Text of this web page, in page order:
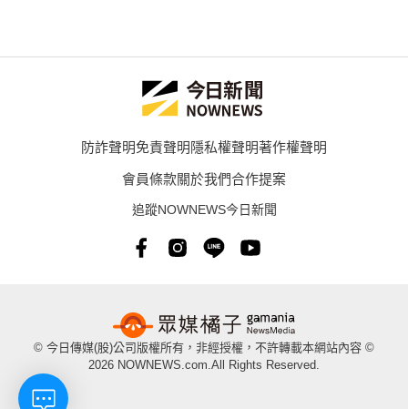
防詐聲明免責聲明隱私權聲明著作權聲明
會員條款關於我們合作提案
追蹤NOWNEWS今日新聞
© 今日傳媒(股)公司版權所有，非經授權，不許轉載本網站內容 ©
2026 NOWNEWS.com.All Rights Reserved.